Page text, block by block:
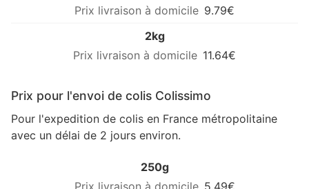
9.79€
2kg
11.64€
Prix pour l'envoi de colis Colissimo
Pour l'expedition de colis en France métropolitaine
avec un délai de 2 jours environ.
250g